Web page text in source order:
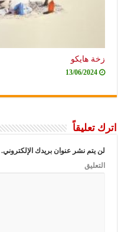
زخة هايكو
13/06/2024
اترك تعليقاً
لن يتم نشر عنوان بريدك الإلكتروني.
التعليق